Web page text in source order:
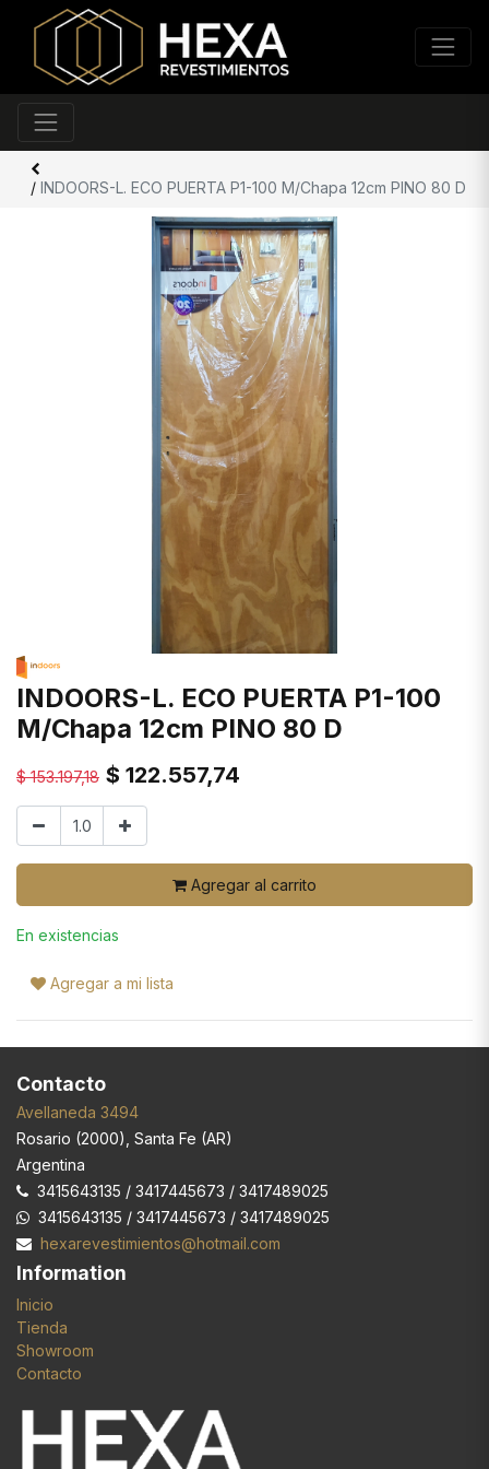
/ INDOORS-L. ECO PUERTA P1-100 M/Chapa 12cm PINO 80 D
INDOORS-L. ECO PUERTA P1-100
M/Chapa 12cm PINO 80 D
$153.197,18 $ 122.557,74
Agregar al carrito
En existencias
Agregar a mi lista
Contacto
Avellaneda 3494
Rosario (2000), Santa Fe (AR)
Argentina
3415643135 / 3417445673 / 3417489025
3415643135 / 3417445673 / 3417489025
hexarevestimientos@hotmail.com
Information
Inicio
Tienda
Showroom
Contacto